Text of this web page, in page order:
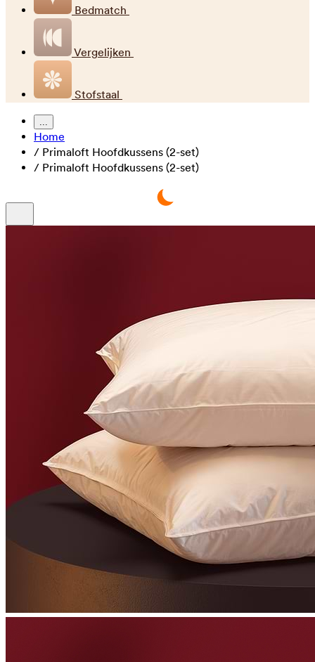
Bedmatch
Vergelijken
Stofstaal
...
Home
/ Primaloft Hoofdkussens (2-set)
/ Primaloft Hoofdkussens (2-set)